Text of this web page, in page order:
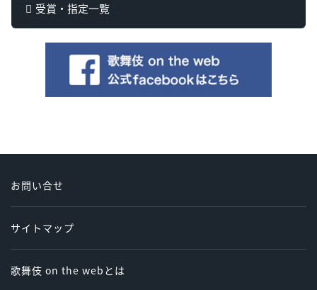
受賞・指定一覧
お問い合せ
サイトマップ
歌舞伎 on the webとは